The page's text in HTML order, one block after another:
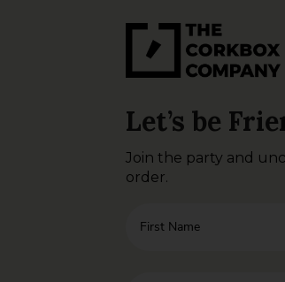
Let’s be
Join the party and
order.